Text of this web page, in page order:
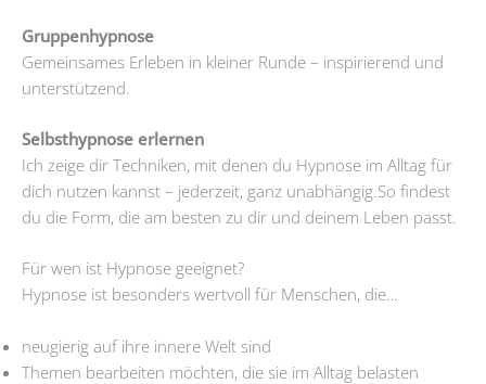
Gruppenhypnose
Gemeinsames Erleben in kleiner Runde – inspirierend und
unterstützend.
Selbsthypnose erlernen
Ich zeige dir Techniken, mit denen du Hypnose im Alltag für
dich nutzen kannst – jederzeit, ganz unabhängig.So findest
du die Form, die am besten zu dir und deinem Leben passt.
Für wen ist Hypnose geeignet?
Hypnose ist besonders wertvoll für Menschen, die…
neugierig auf ihre innere Welt sind
Themen bearbeiten möchten, die sie im Alltag belasten